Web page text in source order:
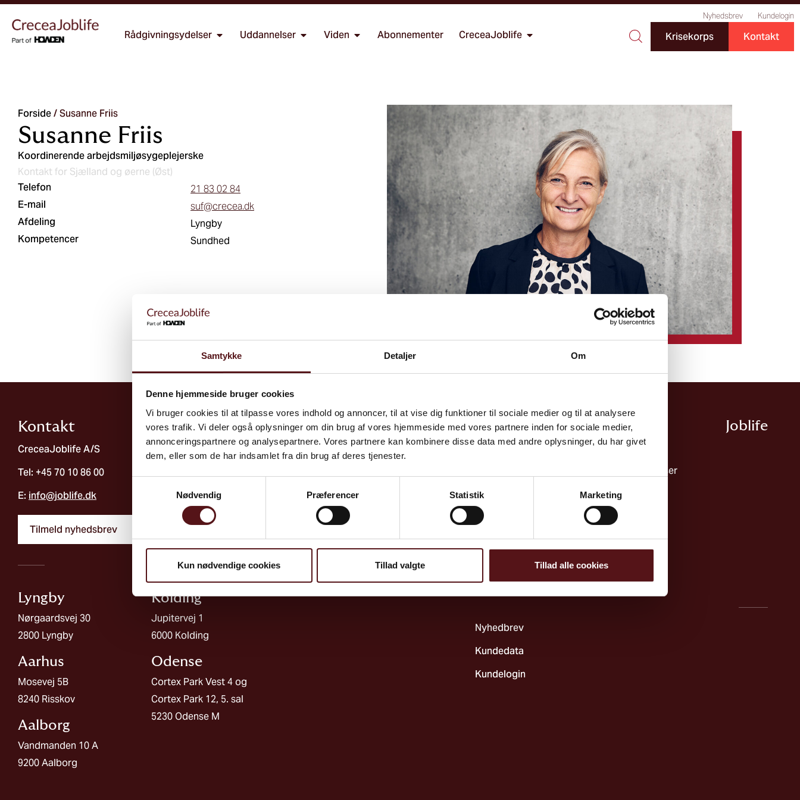
Samtykke Detaljer Om
Denne hjemmeside bruger cookies
Vi bruger cookies til at tilpasse vores indhold og annoncer, til at vise dig funktioner til sociale medier og til at analysere
vores trafik. Vi deler også oplysninger om din brug af vores hjemmeside med vores partnere inden for sociale medier,
annonceringspartnere og analysepartnere. Vores partnere kan kombinere disse data med andre oplysninger, du har givet
dem, eller som de har indsamlet fra din brug af deres tjenester.
Nødvendig
Præferencer Statistik Marketing
Kun nødvendige cookies Tillad valgte Tillad alle cookies
Nyhedsbrev Kundelogin
Rådgivningsydelser Uddannelser Viden Abonnementer CreceaJoblife Krisekorps Kontakt
Forside/Susanne Friis
Susanne Friis
Koordinerende arbejdsmiljøsygeplejerske
Kontakt for Sjælland og øerne (Øst)
Telefon
21 83 02 84
E-mail
suf@crecea.dk
Afdeling
Lyngby
Kompetencer
Sundhed
Kontakt
CreceaJoblife A/S
Tel: +45 70 10 86 00
E: info@joblife.dk
Tilmeld nyhedsbrev
Lyngby
Nørgaardsvej 30
2800 Lyngby
Aarhus
Mosevej 5B
8240 Risskov
Aalborg​
Vandmanden 10 A
9200 Aalborg
Kolding​
Jupitervej 1
6000 Kolding
Odense
Cortex Park Vest 4 og
Cortex Park 12, 5. sal
5230 Odense M
Ydelser
Psykisk arbejdsmiljø & ledelse
Ulykkesforebyggelse
Indeklima & teknik
Systematik & strategi
Kemi & biologi
Ergonomi
Joblife​
Ydelser
Uddannelser
Cases
Netværk
Nyhedbrev
Kundedata
Kundelogin